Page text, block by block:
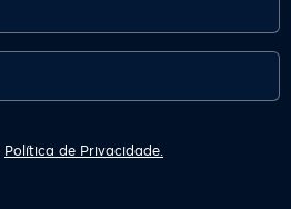
Política de Privacidade.